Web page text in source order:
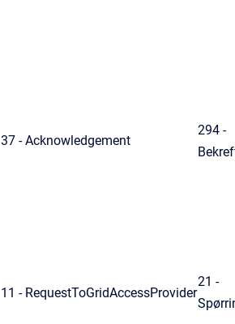
37 - Acknowledgement
294 -
11 - RequestToGridAccessProvider
21 -